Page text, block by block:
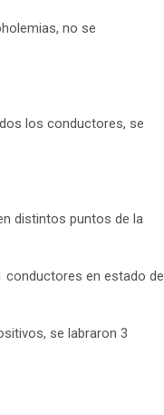
no se
los conductores, se
distintos puntos de la
conductores en estado de
se labraron 3